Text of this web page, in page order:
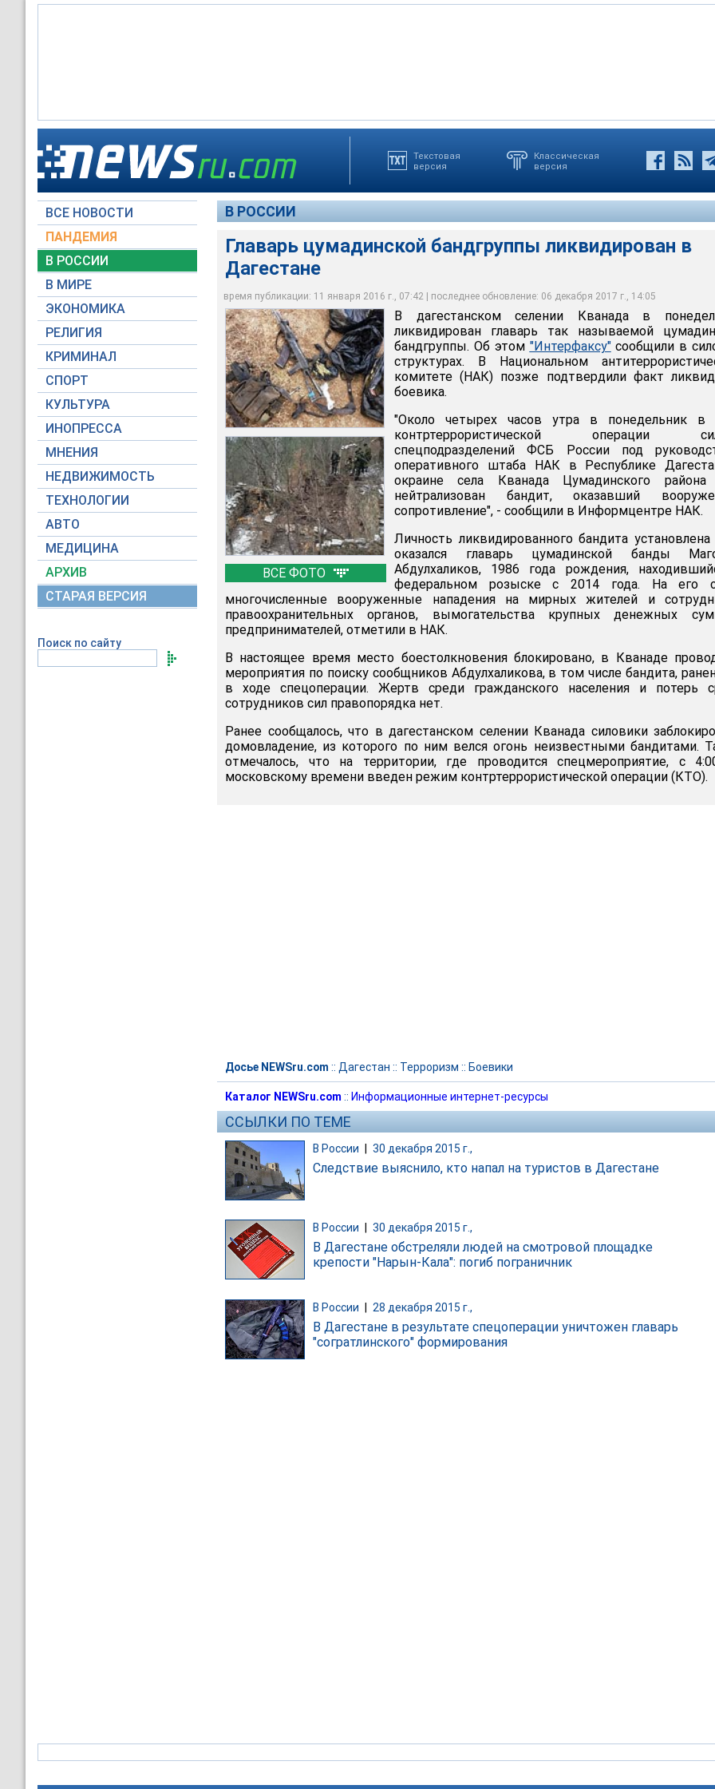
Текстовая
версия
Классическая
версия
ВСЕ НОВОСТИ
ПАНДЕМИЯ
В РОССИИ
В МИРЕ
ЭКОНОМИКА
РЕЛИГИЯ
КРИМИНАЛ
СПОРТ
КУЛЬТУРА
ИНОПРЕССА
МНЕНИЯ
НЕДВИЖИМОСТЬ
ТЕХНОЛОГИИ
АВТО
МЕДИЦИНА
АРХИВ
СТАРАЯ ВЕРСИЯ
Поиск по сайту
В РОССИИ
Главарь цумадинской бандгруппы ликвидирован в
Дагестане
время публикации: 11 января 2016 г., 07:42 | последнее обновление: 06 декабря 2017 г., 14:05
ВСЕ ФОТО
В дагестанском селении Кванада в понедельник ликвидирован главарь так
называемой цумадинской бандгруппы
Национальный антитеррористический комитет
Личность ликвидированного бандита установлена, это некий Магомед
Абдулхаликов, находившийся в федеральном розыске с 2014 года и являвшийся
главарем цумадинской бандгруппы
Национальный антитеррористический комитет
По предварительным данным, поиск еще одного боевика ведется
Национальный антитеррористический комитет
В дагестанском селении Кванада в
ликвидирован главарь так называемой
бандгруппы. Об этом "Интерфаксу"сообщили в
структурах. В Национальном
комитете (НАК) позже подтвердили факт
боевика.
"Около четырех часов утра в понедельник в
контртеррористической операции
спецподразделений ФСБ России под
оперативного штаба НАК в Республике
окраине села Кванада Цумадинского
нейтрализован бандит, оказавший
сопротивление", - сообщили в Информцентре НАК.
Личность ликвидированного бандита
оказался главарь цумадинской банды
Абдулхаликов, 1986 года рождения,
федеральном розыске с 2014 года. На его
многочисленные вооруженные нападения на мирных жителей и
правоохранительных органов, вымогательства крупных денежных
предпринимателей, отметили в НАК.
В настоящее время место боестолкновения блокировано, в Кванаде
мероприятия по поиску сообщников Абдулхаликова, в том числе бандита,
в ходе спецоперации. Жертв среди гражданского населения и потерь
сотрудников сил правопорядка нет.
Ранее сообщалось, что в дагестанском селении Кванада силовики
домовладение, из которого по ним велся огонь неизвестными бандитами.
отмечалось, что на территории, где проводится спецмероприятие, с
московскому времени введен режим контртеррористической операции (КТО).
Досье NEWSru.com :: Дагестан :: Терроризм :: Боевики
Каталог NEWSru.com :: Информационные интернет-ресурсы
ССЫЛКИ ПО ТЕМЕ
В России 30 декабря 2015 г.,
Следствие выяснило, кто напал на туристов в Дагестане
В России 30 декабря 2015 г.,
В Дагестане обстреляли людей на смотровой площадке
крепости "Нарын-Кала": погиб пограничник
В России 28 декабря 2015 г.,
В Дагестане в результате спецоперации уничтожен главарь
"согратлинского" формирования